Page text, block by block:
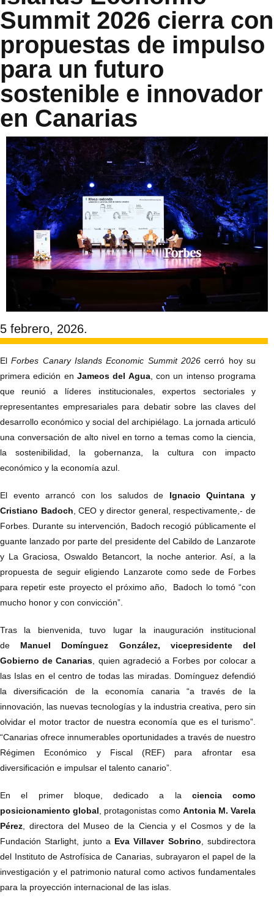
Summit 2026 cierra con
propuestas de impulso
para un futuro
sostenible e innovador
en Canarias
5 febrero, 2026.
ElForbes Canary Islands Economic Summit 2026 cerró hoy su
primera edición en Jameos del Agua, con un intenso programa
que reunió a líderes institucionales, expertos sectoriales y
representantes empresariales para debatir sobre las claves del
desarrollo económico y social del archipiélago. La jornada articuló
una conversación de alto nivel en torno a temas como la ciencia,
la sostenibilidad, la gobernanza, la cultura con impacto
económico y la economía azul.
El evento arrancó con los saludos de Ignacio Quintana y
Cristiano Badoch , CEO y director general, respectivamente,- de
Forbes. Durante su intervención, Badoch recogió públicamente el
guante lanzado por parte del presidente del Cabildo de Lanzarote
y La Graciosa, Oswaldo Betancort, la noche anterior. Así, a la
propuesta de seguir eligiendo Lanzarote como sede de Forbes
para repetir este proyecto el próximo año, Badoch lo tomó “con
mucho honor y con convicción”.
Tras la bienvenida, tuvo lugar la inauguración institucional
de Manuel Domínguez González, vicepresidente del
Gobierno de Canarias , quien agradeció a Forbes por colocar a
las Islas en el centro de todas las miradas. Domínguez defendió
la diversificación de la economía canaria “a través de la
innovación, las nuevas tecnologías y la industria creativa, pero sin
olvidar el motor tractor de nuestra economía que es el turismo”.
“Canarias ofrece innumerables oportunidades a través de nuestro
Régimen Económico y Fiscal (REF) para afrontar esa
diversificación e impulsar el talento canario”.
En el primer bloque, dedicado a la ciencia como
posicionamiento global , protagonistas como Antonia M. Varela
Pérez , directora del Museo de la Ciencia y el Cosmos y de la
Fundación Starlight, junto a Eva Villaver Sobrino , subdirectora
del Instituto de Astrofísica de Canarias, subrayaron el papel de la
investigación y el patrimonio natural como activos fundamentales
para la proyección internacional de las islas.